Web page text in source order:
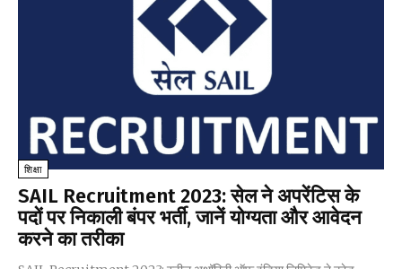
शिक्षा
SAIL Recruitment 2023: सेल ने अपरेंटिस के
पदों पर निकाली बंपर भर्ती, जानें योग्यता और आवेदन
करने का तरीका